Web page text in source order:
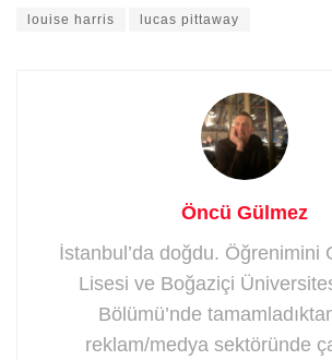
louise harris lucas pittaway
Öncü Gülmez
İstanbul’da doğdu. Öğrenimini
Lisesi ve Boğaziçi
Bölümü’nde
reklam/medya sektöründe